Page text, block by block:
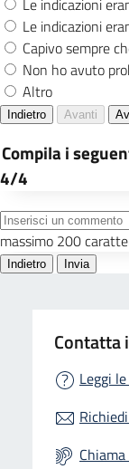
Contatta
Leggi